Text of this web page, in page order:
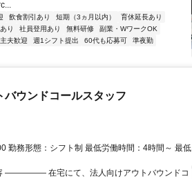
飲食割引あり 短期（3ヵ月以内）
育休延長あり
り 社員登用あり 無料研修
副業・WワークOK
夫歓迎 週1シフト提出 60代も応募可
準夜勤
ウンドコールスタッフ
勤務形態：シフト制 最低労働時間：4時間～ 最低
在宅にて、法人向けアウトバウンドコ